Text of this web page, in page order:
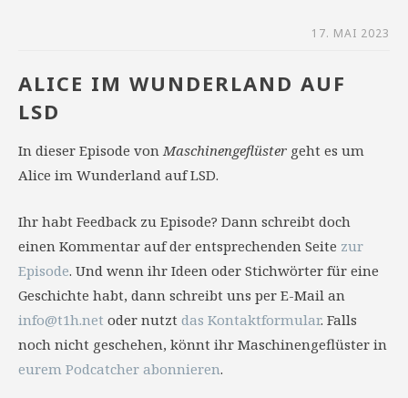
17. MAI 2023
ALICE IM WUNDERLAND AUF
LSD
In dieser Episode vonMaschinengeflüster geht es um
Alice im Wunderland auf LSD.
Ihr habt Feedback zu Episode? Dann schreibt doch
einen Kommentar auf der entsprechenden Seite zur
Episode. Und wenn ihr Ideen oder Stichwörter für eine
Geschichte habt, dann schreibt uns per E-Mail an
info@t1h.net oder nutzt das Kontaktformular. Falls
noch nicht geschehen, könnt ihr Maschinengeflüster in
eurem Podcatcher abonnieren.